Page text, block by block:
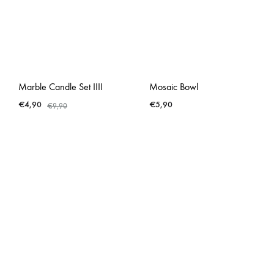
Marble Candle Set IIII
€4,90 €9,90
Mosaic Bowl
€5,90